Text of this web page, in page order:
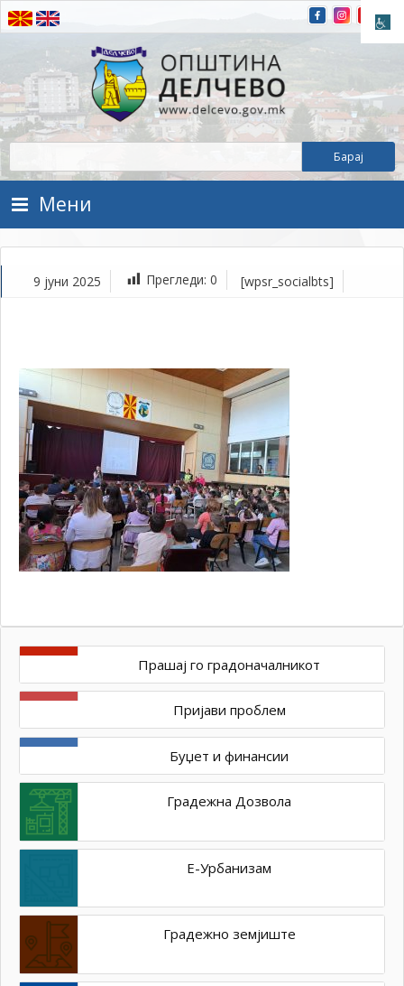
Прескокнете на содржината
Општина Делчево
Општина Делчево
Мени
9 јуни 2025 Прегледи: 0 [wpsr_socialbts]
Прашај го градоначалникот
Пријави проблем
Буџет и финансии
Градежна Дозвола
Е-Урбанизам
Градежно земјиште